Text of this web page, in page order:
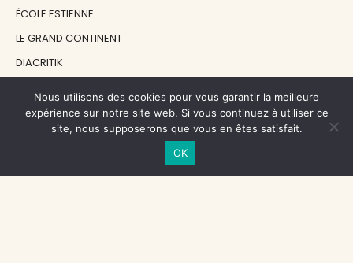
ÉCOLE ESTIENNE
LE GRAND CONTINENT
DIACRITIK
NOS SOUTIENS
CENTRE NATIONAL DU LIVRE
Nous utilisons des cookies pour vous garantir la meilleure
expérience sur notre site web. Si vous continuez à utiliser ce
site, nous supposerons que vous en êtes satisfait.
OK